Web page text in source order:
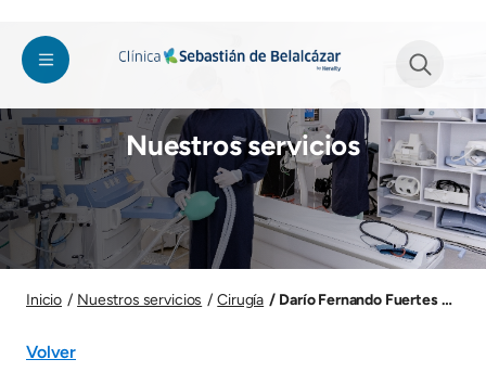
Imagen
Nuestros servicios
Inicio Nuestros servicios Cirugía Darío Fernando Fuertes
Volver